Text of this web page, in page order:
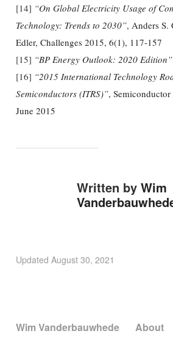
[14] “On Global Electricity Usage of
Technology: Trends to 2030”, Anders S.
Edler, Challenges 2015, 6(1), 117-157
[15] “BP Energy Outlook: 2020 Edition”
[16] “2015 International Technology
Semiconductors (ITRS)”,
June 2015
Written by Wim
Updated August 30, 2021
Wim Vanderbauwhede About